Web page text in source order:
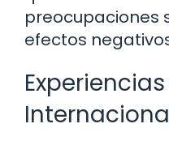
preocupaciones
efectos
Experiencias